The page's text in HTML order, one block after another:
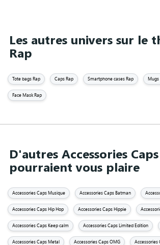
Les autres univers sur le
Rap
Tote bags Rap Caps Rap Smartphone cases Rap Mugs
Face Mask Rap
D'autres Accessories
pourraient vous plaire
Accessories Caps Musique Accessories Caps Batman
Accessories Caps Hip Hop Accessories Caps Hippie
Accessories Caps Keep calm Accessories Caps Limited Edition
Accessories Caps Metal Accessories Caps OMG Accessories